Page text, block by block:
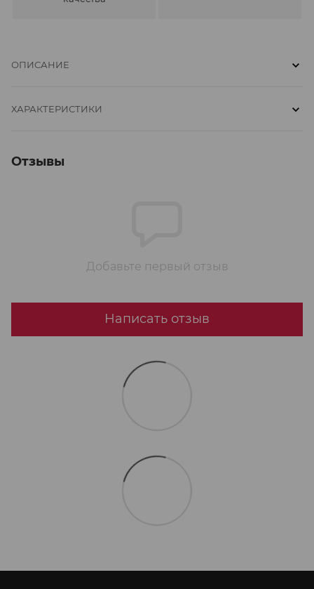
ОПИСАНИЕ
ХАРАКТЕРИСТИКИ
Отзывы
Добавьте первый отзыв
Написать отзыв